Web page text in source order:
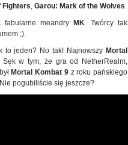
Fighters Garou: Mark of the Wolves
fabularne meandry MK . Twórcy tak
;).
to jeden? No tak! NajnowszyMortal
w tym, że gra od NetherRealm,
Mortal Kombat 9z roku pańskiego
pogubiliście się jeszcze?